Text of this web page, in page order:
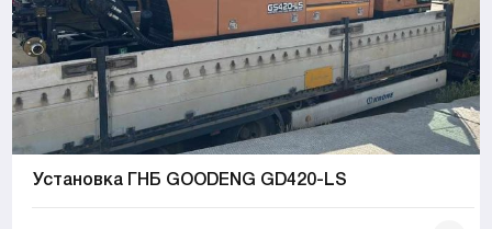
Установка ГНБ GOODENG GD420-LS